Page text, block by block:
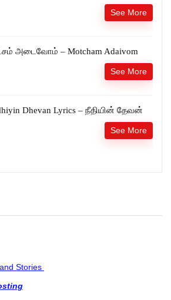
See More
அடைவோம் – Motcham Adaivom
See More
Dhevan Lyrics – நீதியின் தேவன்
See More
Stories